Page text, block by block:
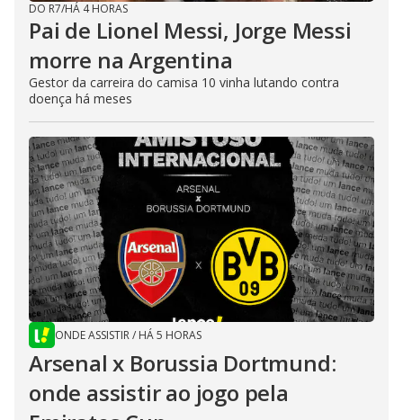
DO R7/HÁ 4 HORAS
Pai de Lionel Messi, Jorge Messi
morre na Argentina
Gestor da carreira do camisa 10 vinha lutando contra
doença há meses
ONDE ASSISTIR/ HÁ 5 HORAS
Arsenal x Borussia Dortmund:
onde assistir ao jogo pela